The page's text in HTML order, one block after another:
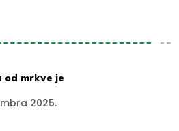
od mrkve je
2025.